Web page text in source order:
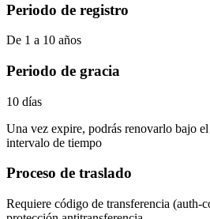
Periodo de registro
De 1 a 10 años
Periodo de gracia
10 días
Una vez expire, podrás renovarlo bajo el
intervalo de tiempo
Proceso de traslado
Requiere código de transferencia (auth-